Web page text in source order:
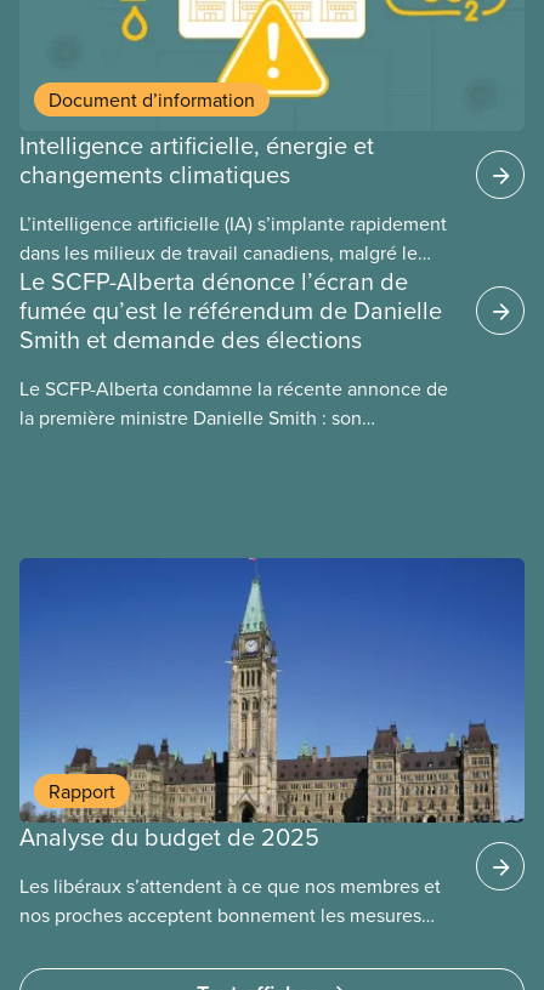
Document d’information
Intelligence artificielle, énergie et
changements climatiques
L’intelligence artificielle (IA) s’implante rapidement
dans les milieux de travail canadiens, malgré le
manque de lois et de règlements pour l’encadrer et
de tests menés en amont. Le présent document
d’information porte sur la consommation
environnementales, le rôle du secteur privé dans
l’intensification de ces conséquences et les
Le SCFP-Alberta dénonce l’écran de
fumée qu’est le référendum de Danielle
Smith et demande des élections
Le SCFP-Alberta condamne la récente annonce de
la première ministre Danielle Smith : son
Rapport
Analyse du budget de 2025
Les libéraux s’attendent à ce que nos membres et
nos proches acceptent bonnement les mesures
sociétés récoltent les faveurs des libéraux. Ce